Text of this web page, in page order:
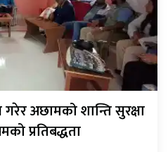
अछामको शान्ति सुरक्षा
प्रतिबद्धता